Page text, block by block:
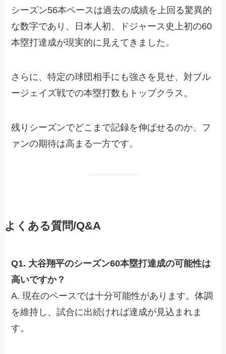
シーズン56本ペースは過去の成績を上回る驚異的
な数字であり、日本人初、ドジャース史上初の60
本塁打達成が現実的に見えてきました。
さらに、特定の球団相手にも強さを見せ、対ブル
ージェイズ戦での本塁打数もトップクラス。
残りシーズンでどこまで記録を伸ばせるのか、フ
ァンの期待は高まる一方です。
よくある質問/Q&A
Q1. 大谷翔平のシーズン60本塁打達成の可能性は
高いですか？
A. 現在のペースでは十分可能性があります。体調
を維持し、試合に出続ければ達成が見込まれま
す。